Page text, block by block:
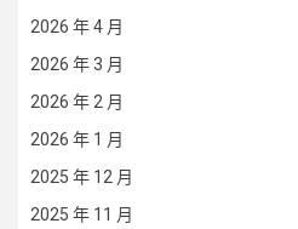
2026 年 4 月
2026 年 3 月
2026 年 2 月
2026 年 1 月
2025 年 12 月
2025 年 11 月